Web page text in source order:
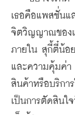
เธอคือแพสชั่นแ
จิตวิญญาณของ
ภายใน สุกี้ตี๋น้อ
และความคุ้มค่
สินค้าหรือบริกา
เป็นการตัดสินใ